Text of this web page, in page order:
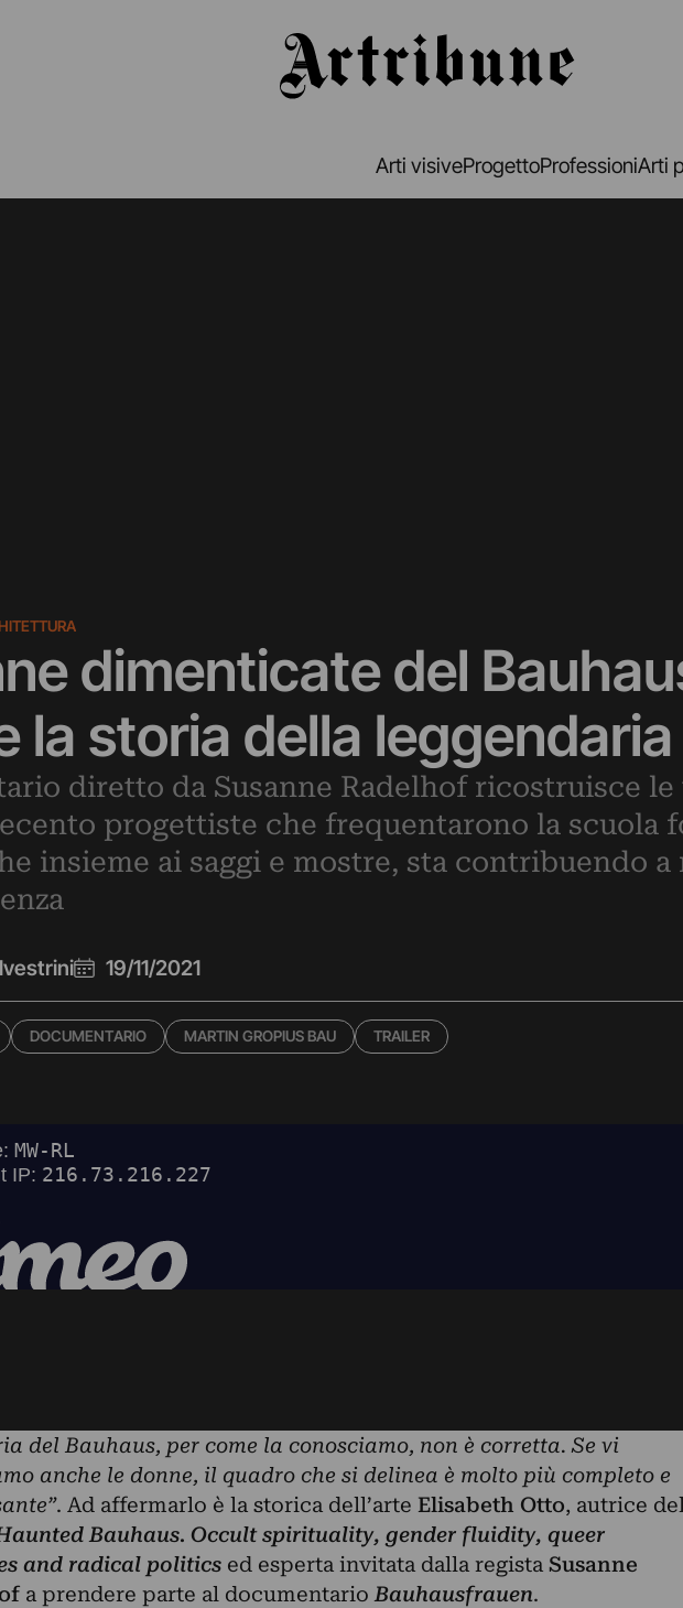
Arti visiveProgettoProfessioniArti
dimenticate del
la storia della
diretto da Susanne Radelhof ricostruisce
progettiste che frequentarono la scuola
insieme ai saggi e mostre, sta contribuendo
19/11/2021
DOCUMENTARIO MARTIN GROPIUS BAU TRAILER
del Bauhaus, per come la conosciamo, non è corretta. Se vi
anche le donne, il quadro che si delinea è molto più completo e
. Ad affermarlo è la storica dell’arte Elisabeth Otto, autrice
Bauhaus. Occult spirituality, gender fluidity, queer
and radical politicsed esperta invitata dalla regista Susanne
a prendere parte al documentarioBauhausfrauen.